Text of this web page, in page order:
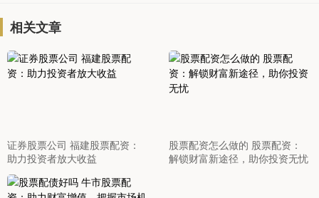
相关文章
证券股票公司 福建股票配资：
助力投资者放大收益
股票配资怎么做的 股票配资：
解锁财富新途径，助你投资无忧